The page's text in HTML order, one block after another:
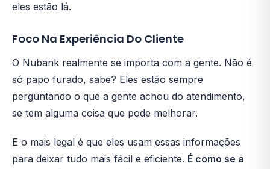
eles estão lá.
Foco Na Experiência Do Cliente
O Nubank realmente se importa com a gente. Não é
só papo furado, sabe? Eles estão sempre
perguntando o que a gente achou do atendimento,
se tem alguma coisa que pode melhorar.
E o mais legal é que eles usam essas informações
para deixar tudo mais fácil e eficiente. É como se a